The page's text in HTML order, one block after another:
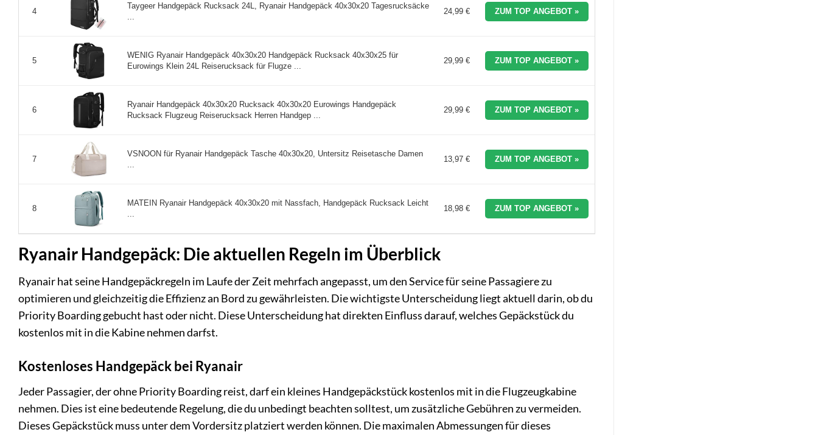
4
Taygeer Handgepäck Rucksack 24L, Ryanair Handgepäck 40x30x20 Tagesrucksäcke
24,99 € ZUM TOP ANGEBOT »
5
WENIG Ryanair Handgepäck 40x30x20 Handgepäck Rucksack 40x30x25 für
Eurowings Klein 24L Reiserucksack für Flugze ...
29,99 € ZUM TOP ANGEBOT »
6
Ryanair Handgepäck 40x30x20 Rucksack 40x30x20 Eurowings Handgepäck
Rucksack Flugzeug Reiserucksack Herren Handgep ...
29,99 € ZUM TOP ANGEBOT »
7
VSNOON für Ryanair Handgepäck Tasche 40x30x20, Untersitz Reisetasche Damen
13,97 € ZUM TOP ANGEBOT »
8
MATEIN Ryanair Handgepäck 40x30x20 mit Nassfach, Handgepäck Rucksack Leicht
18,98 € ZUM TOP ANGEBOT »
Ryanair Handgepäck: Die aktuellen Regeln im Überblick
Ryanair hat seine Handgepäckregeln im Laufe der Zeit mehrfach angepasst, um den Service für seine Passagiere zu
optimieren und gleichzeitig die Effizienz an Bord zu gewährleisten. Die wichtigste Unterscheidung liegt aktuell darin, ob du
Priority Boarding gebucht hast oder nicht. Diese Unterscheidung hat direkten Einfluss darauf, welches Gepäckstück du
kostenlos mit in die Kabine nehmen darfst.
Kostenloses Handgepäck bei Ryanair
Jeder Passagier, der ohne Priority Boarding reist, darf ein kleines Handgepäckstück kostenlos mit in die Flugzeugkabine
nehmen. Dies ist eine bedeutende Regelung, die du unbedingt beachten solltest, um zusätzliche Gebühren zu vermeiden.
Dieses Gepäckstück muss unter dem Vordersitz platziert werden können. Die maximalen Abmessungen für dieses